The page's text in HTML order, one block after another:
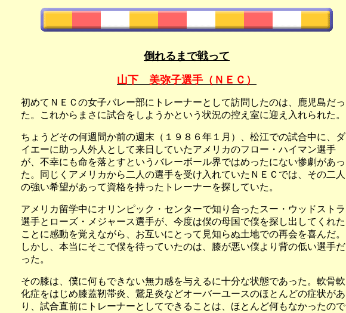
倒れるまで戦って
山下 美弥子選手（ＮＥＣ）
初めてＮＥＣの女子バレー部にトレーナーとして訪問したのは、鹿児島だっ
た。これからまさに試合をしようかという状況の控え室に迎え入れられた。
ちょうどその何週間か前の週末（１９８６年１月）、松江での試合中に、ダ
イエーに助っ人外人として来日していたアメリカのフロー・ハイマン選手
が、不幸にも命を落とすというバレーボール界ではめったにない惨劇があっ
た。同じくアメリカから二人の選手を受け入れていたＮＥＣでは、その二人
の強い希望があって資格を持ったトレーナーを探していた。
アメリカ留学中にオリンピック・センターで知り合ったスー・ウッドストラ
選手とローズ・メジャース選手が、今度は僕の母国で僕を探し出してくれた
ことに感動を覚えながら、お互いにとって見知らぬ土地での再会を喜んだ。
しかし、本当にそこで僕を待っていたのは、膝が悪い僕より背の低い選手だ
った。
その膝は、僕に何もできない無力感を与えるに十分な状態であった。軟骨軟
化症をはじめ膝蓋靭帯炎、鵞足炎などオーバーユースのほとんどの症状があ
り、試合直前にトレーナーとしてできることは、ほとんど何もなかったので